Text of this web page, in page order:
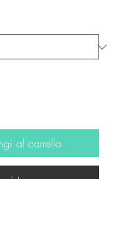
al carrello
ora